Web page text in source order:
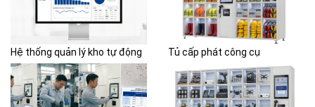
Hệ thống quản lý kho tự động Tủ cấp phát công cụ